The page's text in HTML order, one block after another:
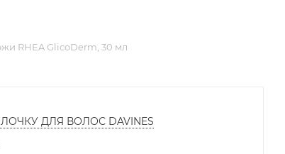
RHEA GlicoDerm, 30 мл
ДЛЯ ВОЛОС DAVINES